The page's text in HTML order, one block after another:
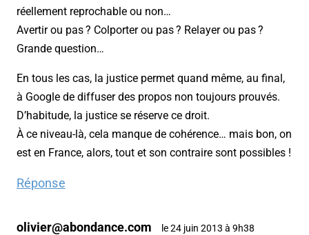
réellement reprochable ou non…
Avertir ou pas ? Colporter ou pas ? Relayer ou pas ?
Grande question…
En tous les cas, la justice permet quand même, au final,
à Google de diffuser des propos non toujours prouvés.
D’habitude, la justice se réserve ce droit.
À ce niveau-là, cela manque de cohérence… mais bon, on
est en France, alors, tout et son contraire sont possibles !
Réponse
olivier@abondance.com le 24 juin 2013 à 9h38